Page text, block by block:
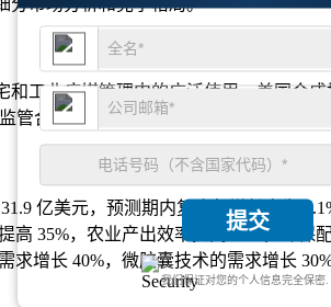
提交
我们保证对您的个人信息完全保密.
工业病媒管理中的广泛使用，美国合
合规性、强大的分销网络以及对低毒
亿美元，预测期内复合年增长率为
35%，农业产出效率提高 25%，环保配
增长 40%，微胶囊技术的需求增长